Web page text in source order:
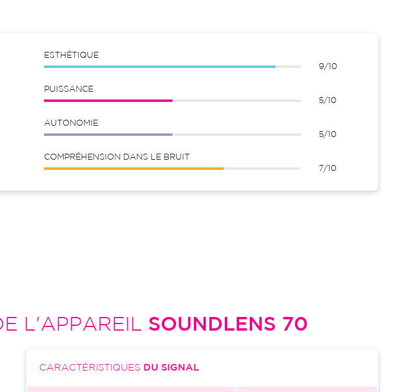
ESTHÉTIQUE
9/10
PUISSANCE
5/10
AUTONOMIE
5/10
COMPRÉHENSION DANS LE BRUIT
7/10
L'APPAREIL SOUNDLENS 70
CARACTÉRISTIQUES DU SIGNAL